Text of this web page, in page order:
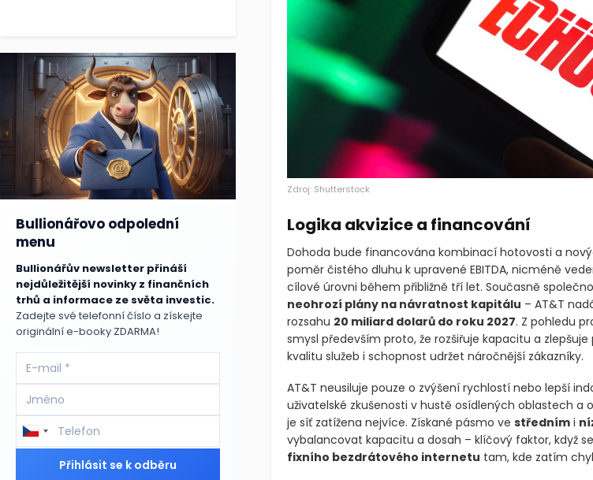
Zdroj: Shutterstock
Logika akvizice a financování
Dohoda bude financována kombinací hotovosti a
poměr čistého dluhu k upravené EBITDA, nicméně
cílové úrovni během přibližně tří let. Současně
neohrozí plány na návratnost kapitálu – AT&T
rozsahu 20 miliard dolarů do roku 2027. Z pohledu
smysl především proto, že rozšiřuje kapacitu a
kvalitu služeb i schopnost udržet náročnější zákazníky.
AT&T neusiluje pouze o zvýšení rychlostí nebo lepší
uživatelské zkušenosti v hustě osídlených oblastech a
je síť zatížena nejvíce. Získané pásmo ve středními
vybalancovat kapacitu a dosah – klíčový faktor, když
fixního bezdrátového internetu tam, kde zatím
Bullionářovo odpolední
menu
Bullionářův newsletter přináší
nejdůležitější novinky z finančních
trhů a informace ze světa investic.
Zadejte své telefonní číslo a získejte
originální e-booky ZDARMA!
Přihlásit se k odběru